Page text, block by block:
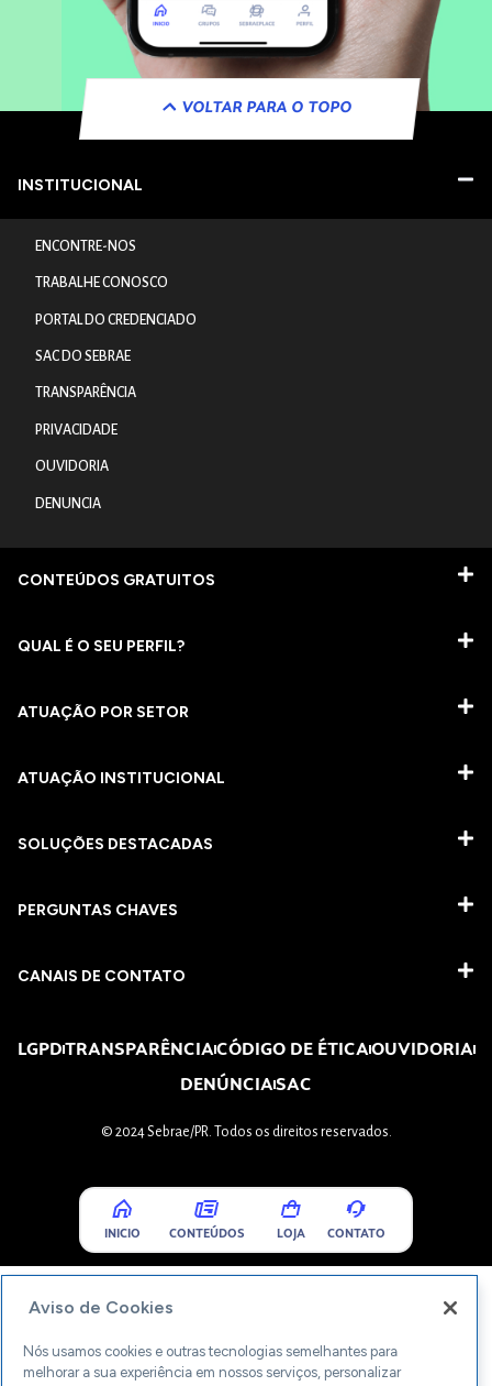
VOLTAR PARA O TOPO
INSTITUCIONAL
ENCONTRE-NOS
TRABALHE CONOSCO
PORTAL DO CREDENCIADO
SAC DO SEBRAE
TRANSPARÊNCIA
PRIVACIDADE
OUVIDORIA
DENUNCIA
CONTEÚDOS GRATUITOS
QUAL É O SEU PERFIL?
ATUAÇÃO POR SETOR
ATUAÇÃO INSTITUCIONAL
SOLUÇÕES DESTACADAS
PERGUNTAS CHAVES​
CANAIS DE CONTATO
LGPDTRANSPARÊNCIACÓDIGO DE ÉTICAOUVIDORIA
DENÚNCIASAC
© 2024 Sebrae/PR. Todos os direitos reservados.
INICIO CONTEÚDOS LOJA CONTATO
Aviso de Cookies
Nós usamos cookies e outras tecnologias semelhantes para
melhorar a sua experiência em nossos serviços, personalizar